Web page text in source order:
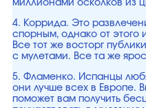
миллионами осколков из
4. Коррида. Это
спорным, однако от этого
Все тот же восторг
с мулетами. Все та же
5. Фламенко. Испанцы
они лучше всех в Европе.
поможет вам получить